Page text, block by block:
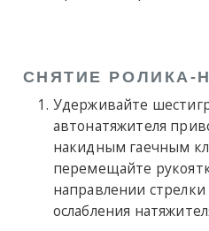
СНЯТИЕ РОЛИКА-
Удерживайте
автонатяжителя
накидным гаечным
перемещайте
направлении
ослабления